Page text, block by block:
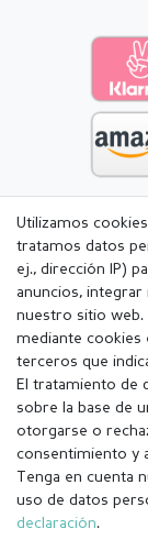
Utilizamos
tratamos datos
ej., dirección IP)
anuncios,
nuestro sitio web.
mediante cookies
terceros que
El tratamiento de
sobre la base de
otorgarse o
consentimiento y
Tenga en cuenta
uso de datos
declaración.